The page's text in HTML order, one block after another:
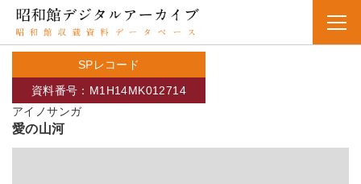
SPレコード
アイノサンガ
資料番号：M1H14MK012714
愛の山河